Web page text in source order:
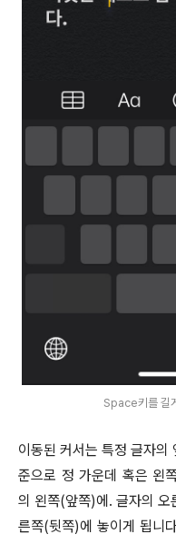
Space키를 길
이동된 커서는 특정 글자의
준으로 정 가운데 혹은 왼
의 왼쪽(앞쪽)에. 글자의 오
른쪽(뒷쪽)에 놓이게 됩니